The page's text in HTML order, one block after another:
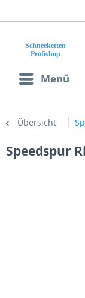
Menü
Übersicht
Speedspur